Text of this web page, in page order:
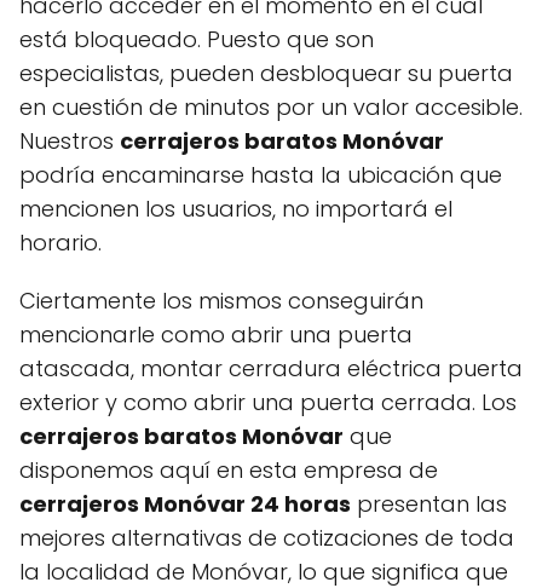
está bloqueado. Puesto que son
especialistas, pueden desbloquear su puerta
en cuestión de minutos por un valor accesible.
Nuestros cerrajeros baratos Monóvar
podría encaminarse hasta la ubicación que
mencionen los usuarios, no importará el
horario.
Ciertamente los mismos conseguirán
mencionarle como abrir una puerta
atascada, montar cerradura eléctrica puerta
exterior y como abrir una puerta cerrada. Los
cerrajeros baratos Monóvar que
disponemos aquí en esta empresa de
cerrajeros Monóvar 24 horas presentan las
mejores alternativas de cotizaciones de toda
la localidad de Monóvar, lo que significa que